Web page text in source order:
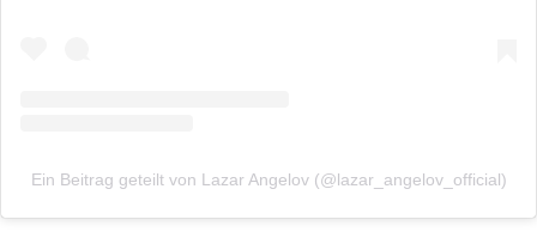
Ein Beitrag geteilt von Lazar Angelov (@lazar_angelov_official)